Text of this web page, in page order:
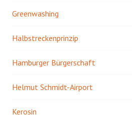
Greenwashing
Halbstreckenprinzip
Hamburger Bürgerschaft
Helmut Schmidt-Airport
Kerosin